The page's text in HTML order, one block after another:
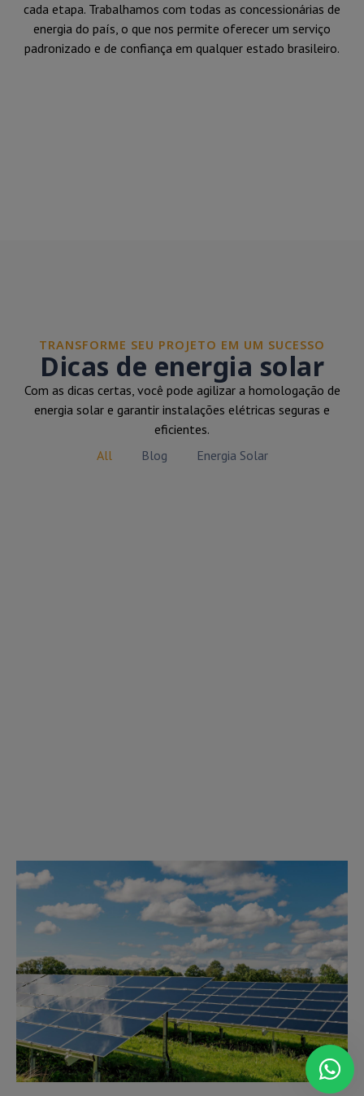
cada etapa. Trabalhamos com todas as concessionárias de
energia do país, o que nos permite oferecer um serviço
padronizado e de confiança em qualquer estado brasileiro.
TRANSFORME SEU PROJETO EM UM SUCESSO
Dicas de energia solar
Com as dicas certas, você pode agilizar a homologação de
energia solar e garantir instalações elétricas seguras e
eficientes.
All
Blog Energia Solar